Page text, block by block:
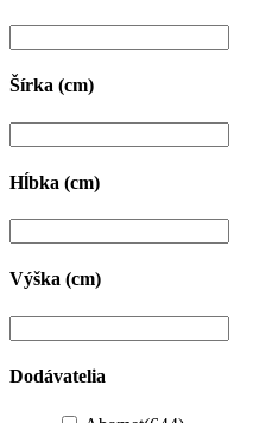
Šírka (cm)
Hĺbka (cm)
Výška (cm)
Dodávatelia